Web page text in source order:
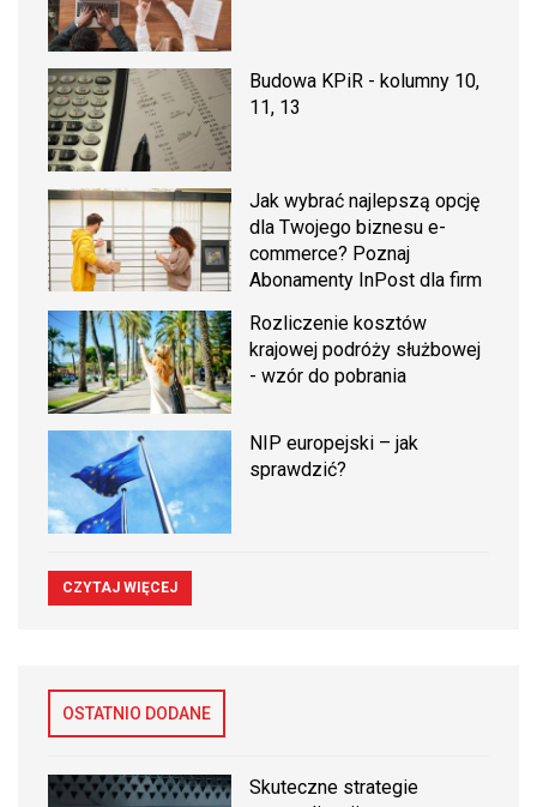
Budowa KPiR - kolumny 10,
11, 13
Jak wybrać najlepszą opcję
dla Twojego biznesu e-
commerce? Poznaj
Abonamenty InPost dla firm
Rozliczenie kosztów
krajowej podróży służbowej
- wzór do pobrania
NIP europejski – jak
sprawdzić?
CZYTAJ WIĘCEJ
OSTATNIO DODANE
Skuteczne strategie